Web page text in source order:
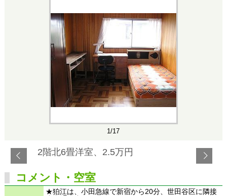
1/17
2階北6畳洋室、2.5万円
コメント・空室
★狛江は、小田急線で新宿から20分、世田谷区に隣接